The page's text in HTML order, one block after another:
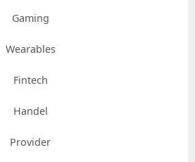
Gaming
Wearables
Fintech
Handel
Provider